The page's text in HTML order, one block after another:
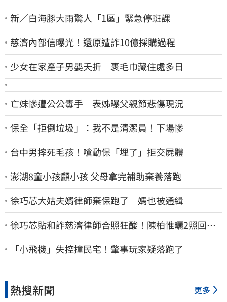
新／白海豚大雨驚人「1區」緊急停班課
慈濟內部信曝光！還原遭詐10億採購過程
少女在家產子男嬰夭折 裹毛巾藏住處多日
亡妹慘遭公公毒手 表姊曝父親節悲傷現況
保全「拒倒垃圾」：我不是清潔員！下場慘
台中男摔死毛孩！嗆動保「埋了」拒交屍體
澎湖8童小孩顧小孩 父母拿完補助棄養落跑
徐巧芯大姑夫婿律師棄保跑了 媽也被通緝
徐巧芯貼和詐慈濟律師合照狂酸！陳柏惟曬2照回擊
網笑翻
「小飛機」失控撞民宅！肇事玩家疑落跑了
熱搜新聞 更多